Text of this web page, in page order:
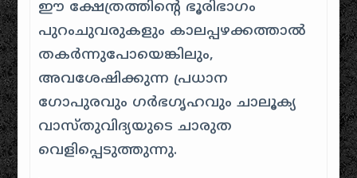
ഈ ക്ഷേത്രത്തിന്റെ ഭൂരിഭാഗം
പുറംചുവരുകളും കാലപ്പഴക്കത്താൽ
തകർന്നുപോയെങ്കിലും,
അവശേഷിക്കുന്ന പ്രധാന
ഗോപുരവും ഗർഭഗൃഹവും ചാലൂക്യ
വാസ്തുവിദ്യയുടെ ചാരുത
വെളിപ്പെടുത്തുന്നു.